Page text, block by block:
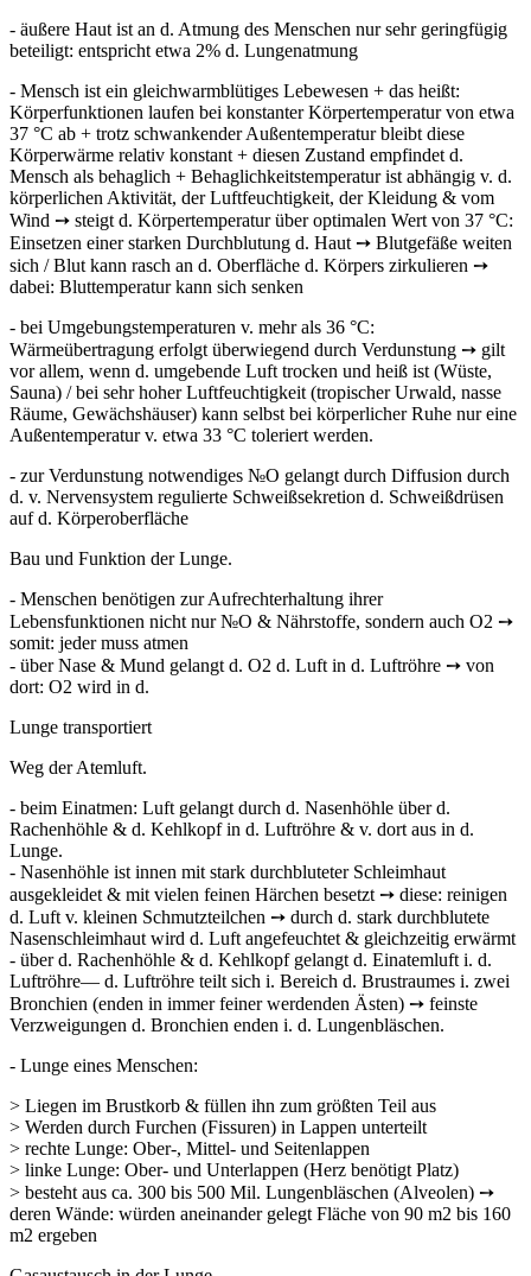
- äußere Haut ist an d. Atmung des Menschen nur sehr geringfügig
beteiligt: ent­spricht etwa 2% d. Lungenatmung
- Mensch ist ein gleichwarmblütiges Lebewesen + das heißt:
Körperfunktionen lau­fen bei konstanter Körpertemperatur von etwa
37 °C ab + trotz schwankender Außentemperatur bleibt diese
Körperwärme relativ konstant + diesen Zustand empfindet d.
Mensch als behaglich + Behaglichkeitstemperatur ist abhängig v. d.
körperlichen Aktivität, der Luftfeuchtigkeit, der Kleidung & vom
Wind ➙ steigt d. Körpertemperatur über optimalen Wert von 37 °C:
Einsetzen einer starken Durchblutung d. Haut ➙ Blutgefäße weiten
sich / Blut kann rasch an d. Oberflä­che d. Körpers zirkulieren ➙
dabei: Bluttemperatur kann sich senken
- bei Umgebungstemperaturen v. mehr als 36 °C:
Wärmeübertragung erfolgt über­wiegend durch Verdunstung ➙ gilt
vor allem, wenn d. umgebende Luft trocken und heiß ist (Wüste,
Sauna) / bei sehr hoher Luftfeuchtigkeit (tropischer Urwald, nasse
Räume, Gewächshäuser) kann selbst bei körperlicher Ruhe nur eine
Au­ßentemperatur v. etwa 33 °C toleriert werden.
- zur Verdunstung notwendiges №O gelangt durch Diffusion durch
d. v. Ner­vensystem regulierte Schweißsekretion d. Schweißdrüsen
auf d. Körperoberflä­che
Bau und Funktion der Lunge.
- Menschen benötigen zur Aufrechterhaltung ihrer
Lebensfunktionen nicht nur №O & Nährstoffe, sondern auch O2 ➙
somit: jeder muss atmen
- über Nase & Mund gelangt d. O2 d. Luft in d. Luftröhre ➙ von
dort: O2 wird in d.
Lunge transportiert
Weg der Atemluft.
- beim Einatmen: Luft gelangt durch d. Nasenhöhle über d.
Rachenhöhle & d. Kehl­kopf in d. Luftröhre & v. dort aus in d.
Lunge.
- Nasenhöhle ist innen mit stark durchbluteter Schleimhaut
ausgekleidet & mit vie­len feinen Härchen besetzt ➙ diese: reinigen
d. Luft v. kleinen Schmutzteilchen ➙ durch d. stark durchblutete
Nasenschleimhaut wird d. Luft angefeuchtet & gleich­zeitig erwärmt
- über d. Rachenhöhle & d. Kehlkopf gelangt d. Einatemluft i. d.
Luftröhre— d. Luf­tröhre teilt sich i. Bereich d. Brustraumes i. zwei
Bronchien (enden in immer feiner werdenden Ästen) ➙ feinste
Verzweigungen d. Bronchien enden i. d. Lungenblä­schen.
- Lunge eines Menschen:
> Liegen im Brustkorb & füllen ihn zum größten Teil aus
> Werden durch Furchen (Fissuren) in Lappen unterteilt
> rechte Lunge: Ober-, Mittel- und Seitenlappen
> linke Lunge: Ober- und Unterlappen (Herz benötigt Platz)
> besteht aus ca. 300 bis 500 Mil. Lungenbläschen (Alveolen) ➙
deren Wände: würden aneinander gelegt Fläche von 90 m2 bis 160
m2 ergeben